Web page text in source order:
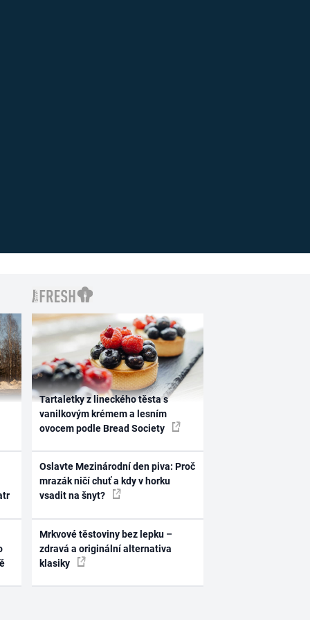
Tartaletky z lineckého těsta s
vanilkovým krémem a lesním
ovocem podle Bread Society
Oslavte Mezinárodní den piva: Proč
mrazák ničí chuť a kdy v horku
vsadit na šnyt?
Mrkvové těstoviny bez lepku –
zdravá a originální alternativa
klasiky